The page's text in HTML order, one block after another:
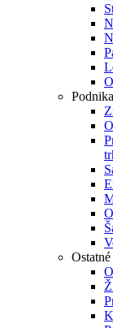
Ostatné